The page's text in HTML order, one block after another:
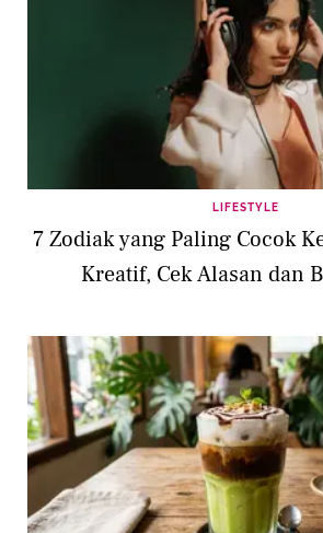
LIFESTYLE
7 Zodiak yang Paling Cocok
Kreatif, Cek Alasan dan